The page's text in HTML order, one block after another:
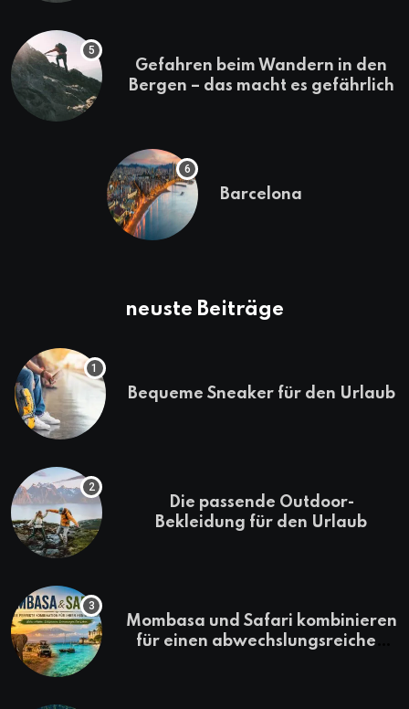
Gefahren beim Wandern in den
Bergen – das macht es gefährlich
Barcelona
neuste Beiträge
Bequeme Sneaker für den Urlaub
Die passende Outdoor-
Bekleidung für den Urlaub
Mombasa und Safari kombinieren
für einen abwechslungsreichen